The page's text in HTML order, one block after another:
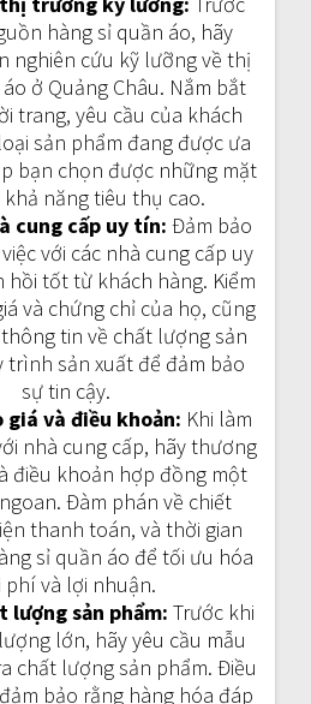
hàng sỉ quần áo, hãy
nghiên cứu kỹ lưỡng về thị
ở Quảng Châu. Nắm bắt
trang, yêu cầu của khách
sản phẩm đang được ưa
bạn chọn được những mặt
khả năng tiêu thụ cao.
cung cấp uy tín: Đảm bảo
với các nhà cung cấp uy
hồi tốt từ khách hàng. Kiểm
và chứng chỉ của họ, cũng
tin về chất lượng sản
trình sản xuất để đảm bảo
sự tin cậy.
giá và điều khoản: Khi làm
nhà cung cấp, hãy thương
điều khoản hợp đồng một
Đàm phán về chiết
thanh toán, và thời gian
sỉ quần áo để tối ưu hóa
phí và lợi nhuận.
lượng sản phẩm: Trước khi
lớn, hãy yêu cầu mẫu
chất lượng sản phẩm. Điều
bảo rằng hàng hóa đáp